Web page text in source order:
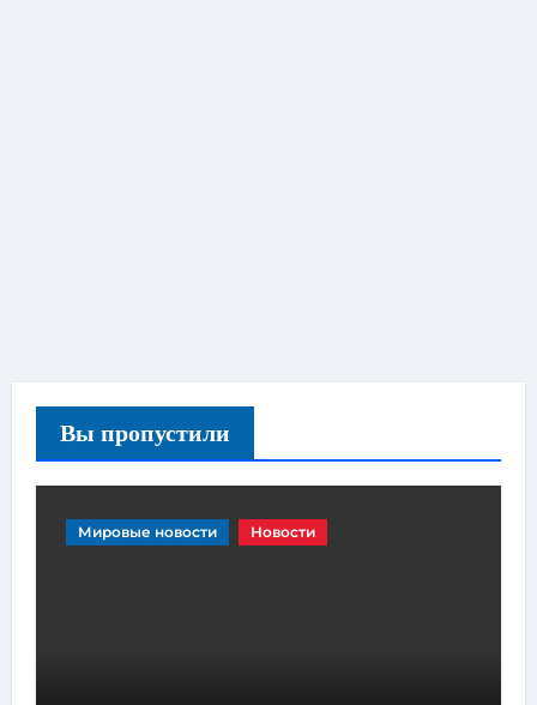
Вы пропустили
Мировые новости Новости